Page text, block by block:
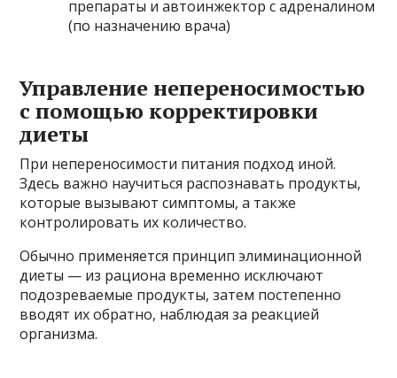
препараты и автоинжектор с адреналином
(по назначению врача)
Управление непереносимостью
с помощью корректировки
диеты
При непереносимости питания подход иной.
Здесь важно научиться распознавать продукты,
которые вызывают симптомы, а также
контролировать их количество.
Обычно применяется принцип элиминационной
диеты — из рациона временно исключают
подозреваемые продукты, затем постепенно
вводят их обратно, наблюдая за реакцией
организма.